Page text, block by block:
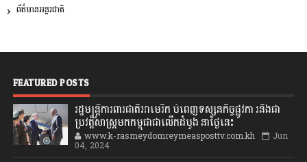
ព័ត៌មានអន្តរជាតិ
FEATURED POSTS
រដ្ឋមន្រ្តីការពារជាតិអាមេរិក បំពេញទស្សនកិច្ចផ្លូវកា រនិងជា
ប្រវត្តិសាស្រ្តមកកម្ពុជាជាលើកដំបូង នាថ្ងៃនេះ
www.k-rasmeydomreymeasposttv.com.kh Jun
04, 2024